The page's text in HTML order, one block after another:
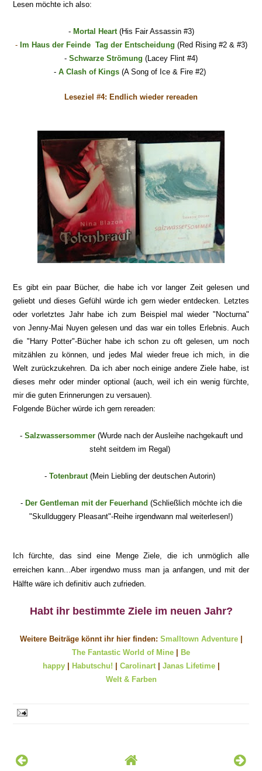
Lesen möchte ich also:
- Mortal Heart (His FairAssassin #3)
- Im Haus der Feinde Tag der Entscheidung (Red Rising #2 & #3)
- Schwarze Strömung (Lacey Flint #4)
- A Clash of Kings (A Song of Ice & Fire #2)
Leseziel #4: Endlich wieder rereaden
Es gibt ein paar Bücher, die habe ich vor langer Zeit gelesen und
geliebt und dieses Gefühl würde ich gern wieder entdecken. Letztes
oder vorletztes Jahr habe ich zum Beispiel mal wieder "Nocturna"
von Jenny-Mai Nuyen gelesen und das war ein tolles Erlebnis. Auch
die "Harry Potter"-Bücher habe ich schon zu oft gelesen, um noch
mitzählen zu können, und jedes Mal wieder freue ich mich, in die
Welt zurückzukehren. Da ich aber noch einige andere Ziele habe, ist
dieses mehr oder minder optional (auch, weil ich ein wenig fürchte,
mir die guten Erinnerungen zu versauen).
Folgende Bücher würde ich gern rereaden:
-Salzwassersommer(Wurde nach der Ausleihe nachgekauft und
steht seitdem im Regal)
- Totenbraut(Mein Liebling der deutschen Autorin)
-Der Gentleman mit der Feuerhand (Schließlich möchte ich die
"Skullduggery Pleasant"-Reihe irgendwann mal weiterlesen!)
Ichfürchte, das sind eine Menge Ziele, die ich unmöglich alle
erreichen kann...Aber irgendwo muss man ja anfangen, und mit der
Hälfte wäre ich definitiv auch zufrieden.
Habt ihr bestimmte Ziele im neuen Jahr?
Weitere Beiträge könnt ihr hier finden: Smalltown Adventure
The Fantastic World of Mine
Be
happy| Habutschu! Carolinart| Janas Lifetime|
Welt & Farben